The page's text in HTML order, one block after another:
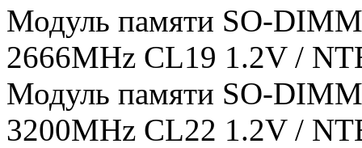
Модуль памяти SO-
2666MHz CL19 1.2V /
Модуль памяти SO-
3200MHz CL22 1.2V /